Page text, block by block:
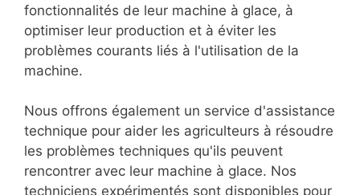
fonctionnalités de leur machine à glace, à
optimiser leur production et à éviter les
problèmes courants liés à l'utilisation de la
machine.
Nous offrons également un service d'assistance
technique pour aider les agriculteurs à résoudre
les problèmes techniques qu'ils peuvent
rencontrer avec leur machine à glace. Nos
techniciens expérimentés sont disponibles pour